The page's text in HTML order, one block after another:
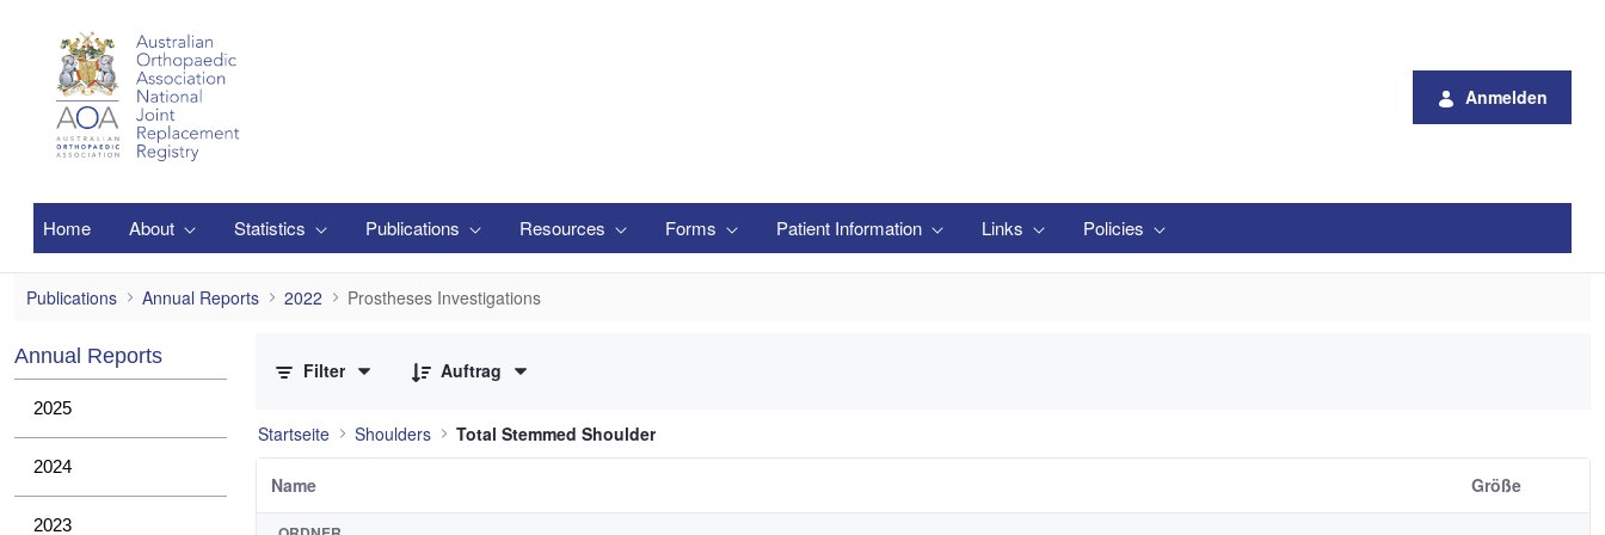
Anmelden
Home About Statistics Publications Resources Forms Patient Information Links Policies
Prostheses Investigations
Publications Annual Reports 2022 Prostheses Investigations
Annual Reports
2025
2024
2023
Filter
Auftrag
Startseite Shoulders Total Stemmed Shoulder
Name Größe